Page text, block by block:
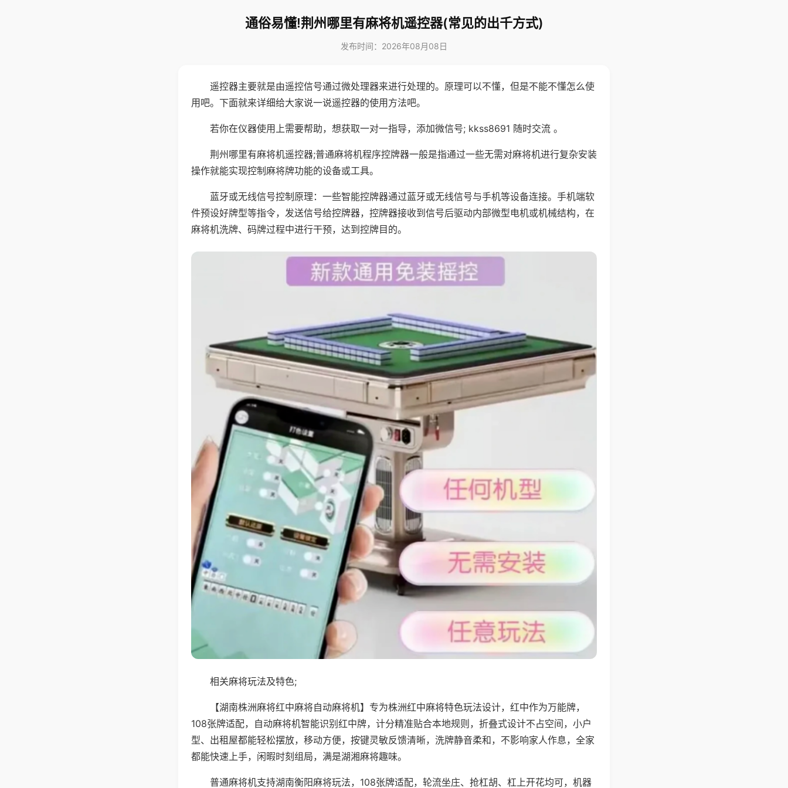
通俗易懂!荆州哪里有麻将机遥控器(常见的出千方式)
发布时间：2026年08月08日
遥控器主要就是由遥控信号通过微处理器来进行处理的。原理可以不懂，但是不能不懂怎么使
用吧。下面就来详细给大家说一说遥控器的使用方法吧。
若你在仪器使用上需要帮助，想获取一对一指导，添加微信号; kkss8691 随时交流 。
荆州哪里有麻将机遥控器;普通麻将机程序控牌器一般是指通过一些无需对麻将机进行复杂安装
操作就能实现控制麻将牌功能的设备或工具。
蓝牙或无线信号控制原理：一些智能控牌器通过蓝牙或无线信号与手机等设备连接。手机端软
件预设好牌型等指令，发送信号给控牌器，控牌器接收到信号后驱动内部微型电机或机械结构，在
麻将机洗牌、码牌过程中进行干预，达到控牌目的。
相关麻将玩法及特色;
【湖南株洲麻将红中麻将自动麻将机】专为株洲红中麻将特色玩法设计，红中作为万能牌，
108张牌适配，自动麻将机智能识别红中牌，计分精准贴合本地规则，折叠式设计不占空间，小户
型、出租屋都能轻松摆放，移动方便，按键灵敏反馈清晰，洗牌静音柔和，不影响家人作息，全家
都能快速上手，闲暇时刻组局，满是湖湘麻将趣味。
普通麻将机支持湖南衡阳麻将玩法，108张牌适配，轮流坐庄、抢杠胡、杠上开花均可，机器